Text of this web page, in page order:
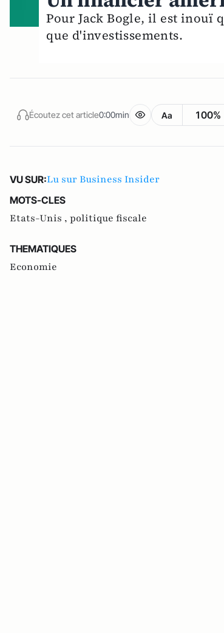
Pour Jack Bogle, il est inouï
que d'investissements.
Écoutez cet article0:00min Aa 100%
VU SUR:Lu sur Business Insider
MOTS-CLES
Etats-Unis , politique fiscale
THEMATIQUES
Economie